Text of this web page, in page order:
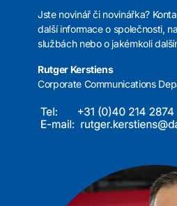
Jste novinář či novinářka?
další informace o společnosti,
službách nebo o jakémkoli
Rutger Kerstiens
Corporate Communications